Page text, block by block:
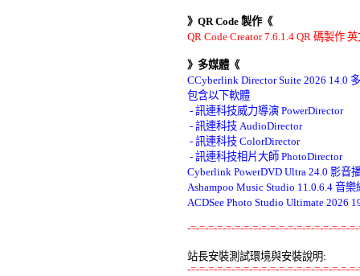
》QR Code 製作《
QR Code Creator 7.6.1.4 QR 碼製作
》多媒體《
CCyberlink Director Suite 2026 14.0
包含以下軟體
- 訊連科技威力導演 PowerDirector
- 訊連科技 AudioDirector
- 訊連科技 ColorDirector
- 訊連科技相片大師 PhotoDirector
Cyberlink PowerDVD Ultra 24.0 影音
Ashampoo Music Studio 11.0.6.4 音
ACDSee Photo Studio Ultimate 2026
-=-=-=-=-=-=-=-=-=-=-=-=-=-=-=-=-=-=-
站長安裝測試環境與安裝說明:
-=-=-=-=-=-=-=-=-=-=-=-=-=-=-=-=-=-=-